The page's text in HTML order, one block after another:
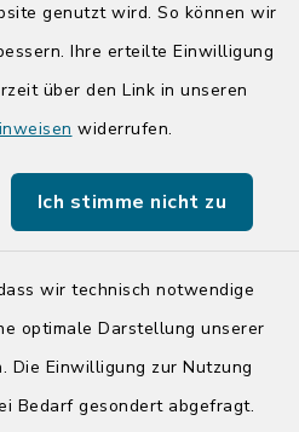
genutzt wird. So können wir
Ihre erteilte Einwilligung
über den Link in unseren
widerrufen.
Ich stimme nicht zu
wir technisch notwendige
optimale Darstellung unserer
Die Einwilligung zur Nutzung
Bedarf gesondert abgefragt.
Bad Segeberg